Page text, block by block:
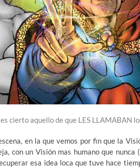
cierto aquello de que LES LLAMABAN
en la que vemos por fin que la
con un Visión mas humano que
esa idea loca que tuve hace